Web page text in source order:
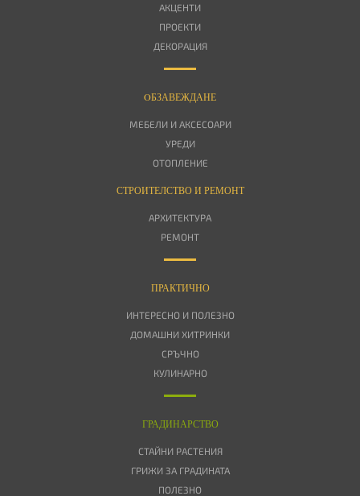
АКЦЕНТИ
ПРОЕКТИ
ДЕКОРАЦИЯ
OБЗАВЕЖДАНЕ
МЕБЕЛИ И АКСЕСОАРИ
УРЕДИ
ОТОПЛЕНИЕ
СТРОИТЕЛСТВО И РЕМОНТ
АРХИТЕКТУРА
РЕМОНТ
ПРАКТИЧНО
ИНТЕРЕСНО И ПОЛЕЗНО
ДОМАШНИ ХИТРИНКИ
СРЪЧНО
КУЛИНАРНО
ГРАДИНАРСТВО
СТАЙНИ РАСТЕНИЯ
ГРИЖИ ЗА ГРАДИНАТА
ПОЛЕЗНО